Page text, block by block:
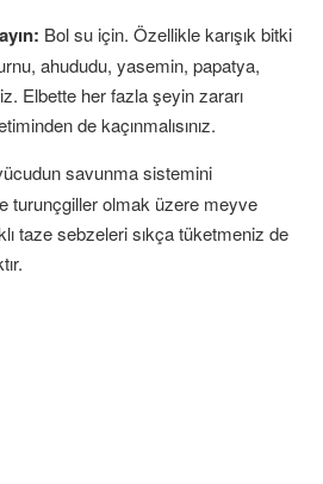
Bol su için. Özellikle karışık bitki
ahududu, yasemin, papatya,
Elbette her fazla şeyin zararı
de kaçınmalısınız.
savunma sistemini
turunçgiller olmak üzere meyve
taze sebzeleri sıkça tüketmeniz de